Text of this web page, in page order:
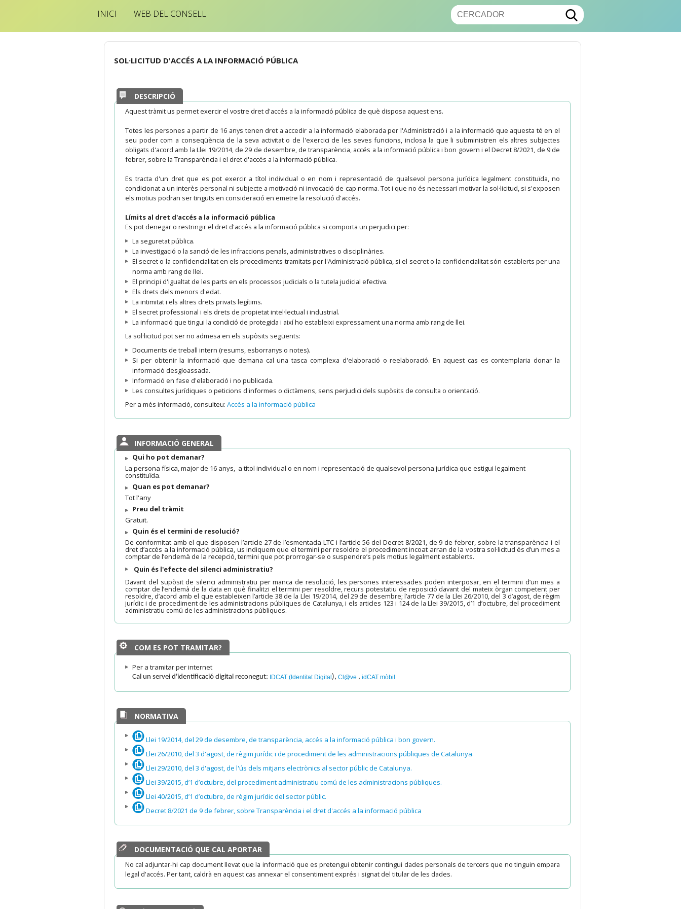
INICI WEB DEL CONSELL
SOL·LICITUD D'ACCÉS A LA INFORMACIÓ PÚBLICA
DESCRIPCIÓ
Aquest tràmit us permet exercir el vostre dret d'accés a la informació pública de què disposa aquest ens.
Totes les persones a partir de 16 anys tenen dret a accedir a la informació elaborada per l'Administració i a la informació que aquesta té en el
seu poder com a conseqüència de la seva activitat o de l'exercici de les seves funcions, inclosa la que li subministren els altres subjectes
obligats d'acord amb la Llei 19/2014, de 29 de desembre, de transparència, accés a la informació pública i bon govern i el Decret 8/2021, de 9 de
febrer, sobre la Transparència i el dret d'accés a la informació pública.
Es tracta d'un dret que es pot exercir a títol individual o en nom i representació de qualsevol persona jurídica legalment constituïda, no
condicionat a un interès personal ni subjecte a motivació ni invocació de cap norma. Tot i que no és necessari motivar la sol·licitud, si s'exposen
els motius podran ser tinguts en consideració en emetre la resolució d'accés.
Límits al dret d'accés a la informació pública
Es pot denegar o restringir el dret d'accés a la informació pública si comporta un perjudici per:
La seguretat pública.
La investigació o la sanció de les infraccions penals, administratives o disciplinàries.
El secret o la confidencialitat en els procediments tramitats per l'Administració pública, si el secret o la confidencialitat són establerts per una
norma amb rang de llei.
El principi d'igualtat de les parts en els processos judicials o la tutela judicial efectiva.
Els drets dels menors d'edat.
La intimitat i els altres drets privats legítims.
El secret professional i els drets de propietat intel·lectual i industrial.
La informació que tingui la condició de protegida i així ho estableixi expressament una norma amb rang de llei.
La sol·licitud pot ser no admesa en els supòsits següents:
Documents de treball intern (resums, esborranys o notes).
Si per obtenir la informació que demana cal una tasca complexa d'elaboració o reelaboració. En aquest cas es contemplaria donar la
informació desgloassada.
Informació en fase d'elaboració i no publicada.
Les consultes jurídiques o peticions d'informes o dictàmens, sens perjudici dels supòsits de consulta o orientació.
Per a més informació, consulteu: Accés a la informació pública
INFORMACIÓ GENERAL
Qui ho pot demanar?
La persona física, major de 16 anys, a títol individual o en nom i representació de qualsevol persona jurídica que estigui legalment
constituïda.
Quan es pot demanar?
Tot l'any
Preu del tràmit
Gratuït.
Quin és el termini de resolució?
De conformitat amb el que disposen l’article 27 de l’esmentada LTC i l’article 56 del Decret 8/2021, de 9 de febrer, sobre la transparència i el
dret d’accés a la informació pública, us indiquem que el termini per resoldre el procediment incoat arran de la vostra sol·licitud és d’un mes a
comptar de l’endemà de la recepció, termini que pot prorrogar-se o suspendre’s pels motius legalment establerts.
Quin és l'efecte del silenci administratiu?
Davant del supòsit de silenci administratiu per manca de resolució, les persones interessades poden interposar, en el termini d’un mes a
comptar de l’endemà de la data en què finalitzi el termini per resoldre, recurs potestatiu de reposició davant del mateix òrgan competent per
resoldre, d’acord amb el que estableixen l’article 38 de la Llei 19/2014, del 29 de desembre; l’article 77 de la Llei 26/2010, del 3 d’agost, de règim
jurídic i de procediment de les administracions públiques de Catalunya, i els articles 123 i 124 de la Llei 39/2015, d’1 d’octubre, del procediment
administratiu comú de les administracions públiques.
COM ES POT TRAMITAR?
Per a tramitar per internet
Cal un servei d'identificació digital reconegut: IDCAT (Identitat Digital), Cl@ve , idCAT mòbil
NORMATIVA
Llei 19/2014, del 29 de desembre, de transparència, accés a la informació pública i bon govern.
Llei 26/2010, del 3 d'agost, de règim jurídic i de procediment de les administracions públiques de Catalunya.
Llei 29/2010, del 3 d'agost, de l'ús dels mitjans electrònics al sector públic de Catalunya.
Llei 39/2015, d’1 d’octubre, del procediment administratiu comú de les administracions públiques.
Llei 40/2015, d’1 d’octubre, de règim jurídic del sector públic.
Decret 8/2021 de 9 de febrer, sobre Transparència i el dret d'accés a la informació pública
DOCUMENTACIÓ QUE CAL APORTAR
No cal adjuntar-hi cap document llevat que la informació que es pretengui obtenir contingui dades personals de tercers que no tinguin empara
legal d'accés. Per tant, caldrà en aquest cas annexar el consentiment exprés i signat del titular de les dades.